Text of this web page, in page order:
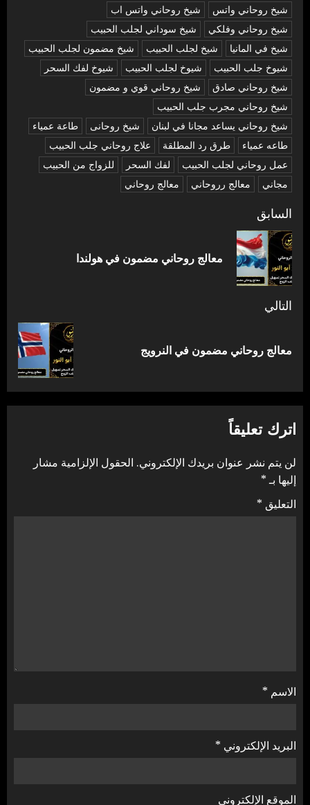
شيخ روحاني واتس
شيخ روحاني واتس اب
شيخ روحاني وفلكي
شيخ سوداني لجلب الحبيب
شيخ في المانيا
شيخ لجلب الحبيب
شيخ مضمون لجلب الحبيب
شيوخ جلب الحبيب
شيوخ لجلب الحبيب
شيوخ لفك السحر
شیخ روحاني صادق
شیخ روحاني قوي و مضمون
شیخ روحاني مجرب جلب الحبيب
شیخ روحاني يساعد مجانا في لبنان
شیخ روحانی
طاعة عمياء
طاعه عمياء
طرق رد المطلقة
علاج روحاني جلب الحبيب
عمل روحاني لجلب الحبيب
لفك السحر
للزواج من الحبيب
مجاني
معالج رروحاني معالج روحاني
تصفّح
المقالات
السابق
معالج روحاني مضمون في هولندا
التالي
المقالة
معالج روحاني مضمون في النرويج
اترك تعليقاً
لن يتم نشر عنوان بريدك الإلكتروني. الحقول الإلزامية مشار
إليها بـ*
التعليق *
الاسم *
البريد الإلكتروني *
الموقع الإلكتروني